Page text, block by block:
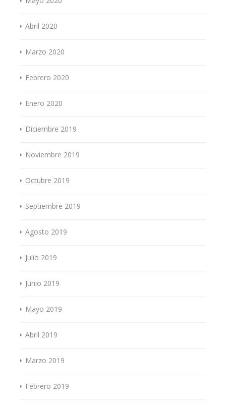
Abril 2020
Marzo 2020
Febrero 2020
Enero 2020
Diciembre 2019
Noviembre 2019
Octubre 2019
Septiembre 2019
Agosto 2019
Julio 2019
Junio 2019
Mayo 2019
Abril 2019
Marzo 2019
Febrero 2019